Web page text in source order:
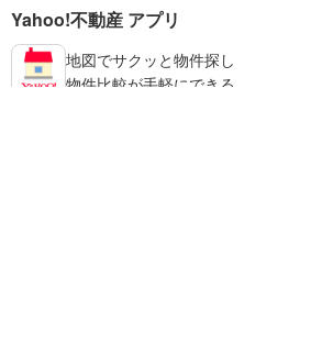
Yahoo!不動産 アプリ
地図でサクッと物件探し
物件比較が手軽にできる